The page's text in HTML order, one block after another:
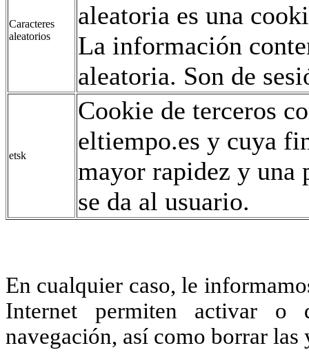
Caracteres
aleatorios
aleatoria es una
La información
aleatoria. Son de
etsk
Cookie de terceros
eltiempo.es y cuya
mayor rapidez y una
se da al usuario.
En cualquier caso, le
Internet permiten activar o
navegación, así como borrar las